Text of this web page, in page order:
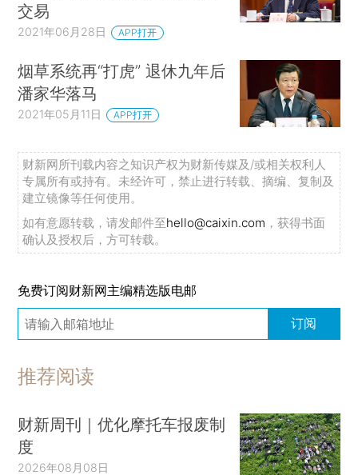
交易
2021年06月28日 APP打开
烟草系统再“打虎” 退休九年后
潘家华落马
2021年05月11日 APP打开
财新网所刊载内容之知识产权为财新传媒及/或相关权利人
专属所有或持有。未经许可，禁止进行转载、摘编、复制及
建立镜像等任何使用。
如有意愿转载，请发邮件至hello@caixin.com ，获得书面
确认及授权后，方可转载。
免费订阅财新网主编精选版电邮
订阅
推荐阅读
财新周刊｜优化摩托车报废制
度
2026年08月08日